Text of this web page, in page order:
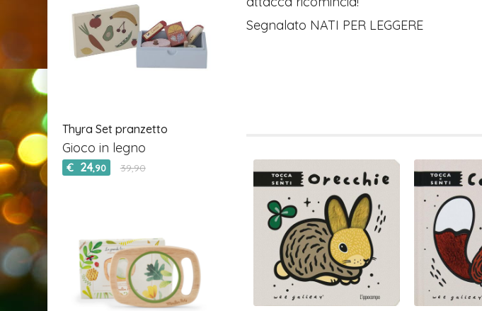
Segnalato NATI PER LEGGERE
Thyra Set pranzetto
Gioco in legno
€ 24,90 39,90